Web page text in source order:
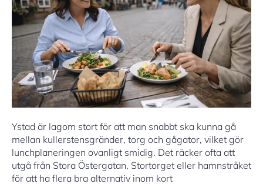
Ystad är lagom stort för att man snabbt ska kunna gå
mellan kullerstensgränder, torg och gågator, vilket gör
lunchplaneringen ovanligt smidig. Det räcker ofta att
utgå från Stora Östergatan, Stortorget eller hamnstråket
för att ha flera bra alternativ inom kort